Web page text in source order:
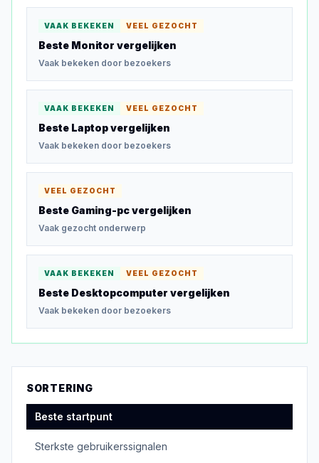
VAAK BEKEKEN VEEL GEZOCHT
Beste Monitor vergelijken
Vaak bekeken door bezoekers
VAAK BEKEKEN VEEL GEZOCHT
Beste Laptopvergelijken
Vaak bekeken door bezoekers
VEEL GEZOCHT
Beste Gaming-pcvergelijken
Vaak gezocht onderwerp
VAAK BEKEKEN VEEL GEZOCHT
Beste Desktopcomputer vergelijken
Vaak bekeken door bezoekers
SORTERING
Beste startpunt
Sterkste gebruikerssignalen